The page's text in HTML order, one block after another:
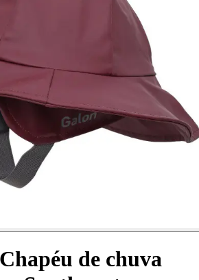
Chapéu de chuva